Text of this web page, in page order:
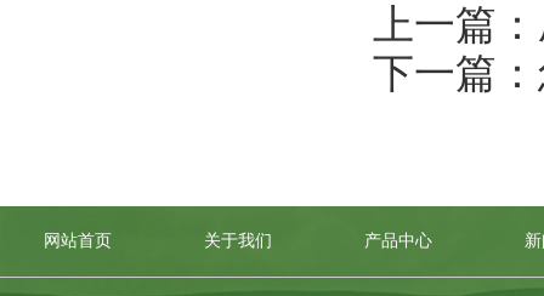
上一篇：
下一篇：
网站首页 关于我们 产品中心